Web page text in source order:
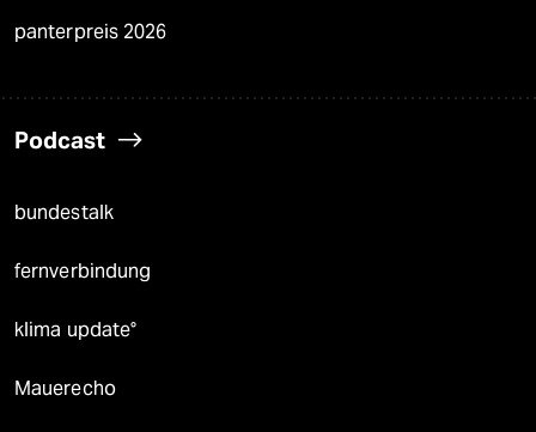
panterpreis 2026
Podcast
bundestalk
fernverbindung
klima update°
Mauerecho